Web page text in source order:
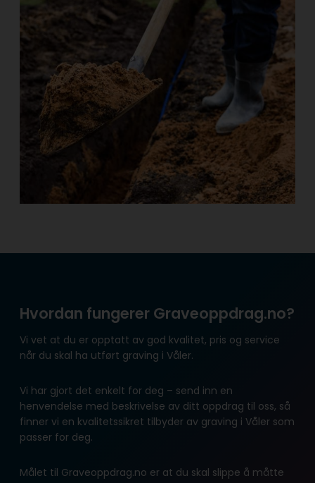
Hvordan fungerer Graveoppdrag.no?
Vi vet at du er opptatt av god kvalitet, pris og service
når du skal ha utført graving i Våler.
Vi har gjort det enkelt for deg – send inn en
henvendelse med beskrivelse av ditt oppdrag til oss, så
finner vi en kvalitetssikret tilbyder av graving i Våler som
passer for deg.
Målet til Graveoppdrag.no er at du skal slippe å måtte